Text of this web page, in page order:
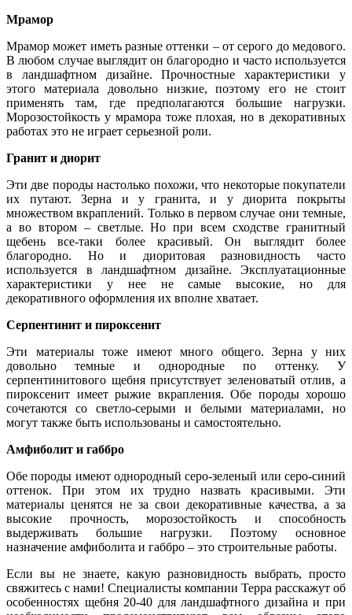
Мрамор
Мрамор может иметь разные оттенки – от серого до медового.
В любом случае выглядит он благородно и часто используется
в ландшафтном дизайне. Прочностные характеристики у
этого материала довольно низкие, поэтому его не стоит
применять там, где предполагаются большие нагрузки.
Морозостойкость у мрамора тоже плохая, но в декоративных
работах это не играет серьезной роли.
Гранит и диорит
Эти две породы настолько похожи, что некоторые покупатели
их путают. Зерна и у гранита, и у диорита покрыты
множеством вкраплений. Только в первом случае они темные,
а во втором – светлые. Но при всем сходстве гранитный
щебень все-таки более красивый. Он выглядит более
благородно. Но и диоритовая разновидность часто
используется в ландшафтном дизайне. Эксплуатационные
характеристики у нее не самые высокие, но для
декоративного оформления их вполне хватает.
Серпентинит и пироксенит
Эти материалы тоже имеют много общего. Зерна у них
довольно темные и однородные по оттенку. У
серпентинитового щебня присутствует зеленоватый отлив, а
пироксенит имеет рыжие вкрапления. Обе породы хорошо
сочетаются со светло-серыми и белыми материалами, но
могут также быть использованы и самостоятельно.
Амфиболит и габбро
Обе породы имеют однородный серо-зеленый или серо-синий
оттенок. При этом их трудно назвать красивыми. Эти
материалы ценятся не за свои декоративные качества, а за
высокие прочность, морозостойкость и способность
выдерживать большие нагрузки. Поэтому основное
назначение амфиболита и габбро – это строительные работы.
Если вы не знаете, какую разновидность выбрать, просто
свяжитесь с нами! Специалисты компании Терра расскажут об
особенностях щебня 20-40 для ландшафтного дизайна и при